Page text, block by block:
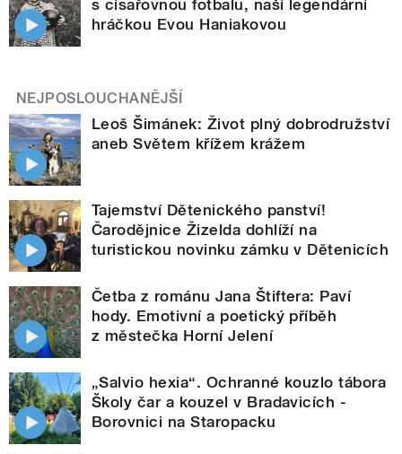
s císařovnou fotbalu, naší legendární
hráčkou Evou Haniakovou
NEJPOSLOUCHANĚJŠÍ
Leoš Šimánek: Život plný dobrodružství
aneb Světem křížem krážem
Tajemství Dětenického panství!
Čarodějnice Žizelda dohlíží na
turistickou novinku zámku v Dětenicích
Četba z románu Jana Štiftera: Paví
hody. Emotivní a poetický příběh
z městečka Horní Jelení
„Salvio hexia“. Ochranné kouzlo tábora
Školy čar a kouzel v Bradavicích -
Borovnici na Staropacku